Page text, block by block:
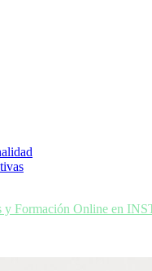
y Formación Online en